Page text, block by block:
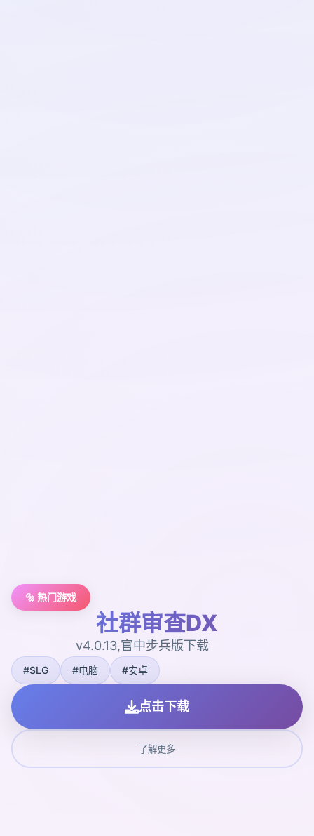
🔩 热门游戏
社群审查DX
v4.0.13,官中步兵版下载
#SLG #电脑 #安卓
点击下载
了解更多